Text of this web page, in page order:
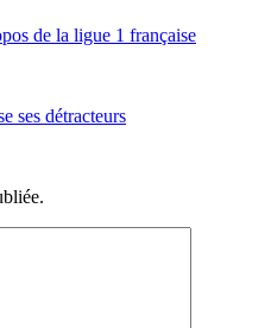
de la ligue 1 française
ses détracteurs